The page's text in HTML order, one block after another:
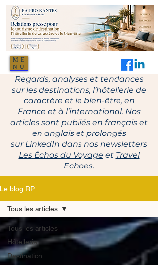
ME
NU
Regards, analyses et tendances
sur les destinations, l’hôtellerie de
caractère et le bien-être, en
France et à l’international. Nos
articles sont publiés en français et
en anglais et prolongés
sur LinkedIn dans nos newsletters
Les Échos du Voyage et Travel
Echoes.
Le blog RP
Tous les articles
Hôtellerie
Destination
Tous les articles